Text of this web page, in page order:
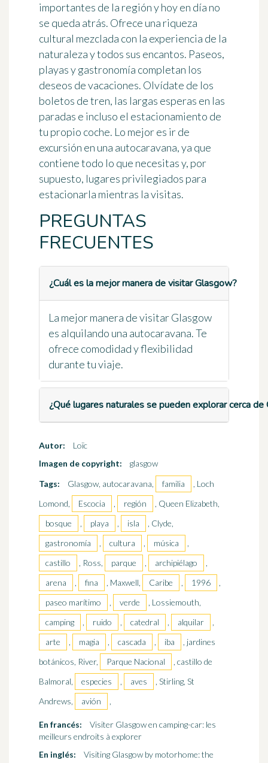
importantes de la región y hoy en día no
se queda atrás. Ofrece una riqueza
cultural mezclada con la experiencia de la
naturaleza y todos sus encantos. Paseos,
playas y gastronomía completan los
deseos de vacaciones. Olvídate de los
boletos de tren, las largas esperas en las
paradas e incluso el estacionamiento de
tu propio coche. Lo mejor es ir de
excursión en una autocaravana, ya que
contiene todo lo que necesitas y, por
supuesto, lugares privilegiados para
estacionarla mientras la visitas.
PREGUNTAS
FRECUENTES
¿Cuál es la mejor manera de visitar Glasgow?
La mejor manera de visitar Glasgow
es alquilando una autocaravana. Te
ofrece comodidad y flexibilidad
durante tu viaje.
¿Qué lugares naturales se pueden explorar cerca de
Autor:
Loïc
Imagen de copyright:
glasgow
Tags:
Glasgow, autocaravana, familia
, Loch
Lomond,
Escocia , región
, Queen Elizabeth,
bosque
, playa , isla
, Clyde,
gastronomía
, cultura , música
,
castillo
, Ross, parque , archipiélago
,
arena
, fina , Maxwell, Caribe , 1996
,
paseo marítimo
, verde
, Lossiemouth,
camping
, ruido , catedral , alquilar
,
arte
, magia , cascada , iba
, jardines
botánicos, River,
Parque Nacional
, castillo de
Balmoral,
especies , aves
, Stirling, St
Andrews,
avión ,
En francés:
Visiter Glasgow en camping-car: les
meilleurs endroits à explorer
En inglés:
Visiting Glasgow by motorhome: the